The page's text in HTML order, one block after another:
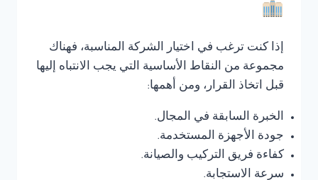
إذا كنت ترغب في اختيار الشركة المناسبة، فهناك
مجموعة من النقاط الأساسية التي يجب الانتباه إليها
قبل اتخاذ القرار، ومن أهمها:
الخبرة السابقة في المجال.
جودة الأجهزة المستخدمة.
كفاءة فريق التركيب والصيانة.
سرعة الاستجابة.